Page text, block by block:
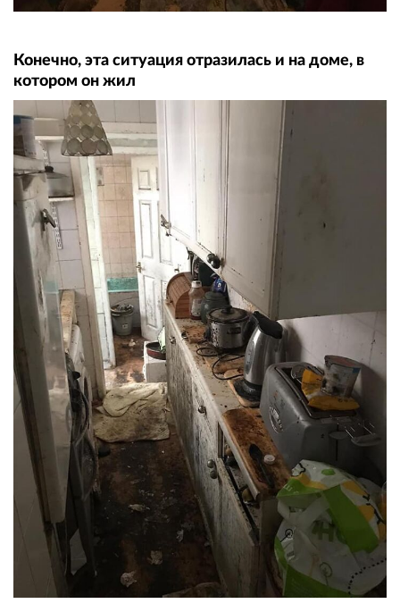
Конечно, эта ситуация отразилась и на доме, в
котором он жил